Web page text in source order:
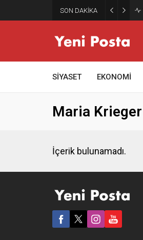
SON DAKİKA
SİYASET EKONOMİ
Maria Krieger
İçerik bulunamadı.